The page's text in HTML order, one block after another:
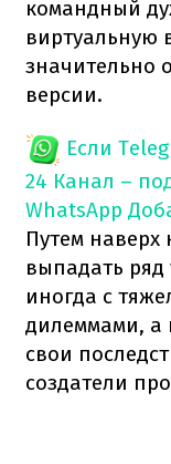
командный
виртуальную
значительно
версии.
Если
24 Канал –
WhatsApp
Путем наверх
выпадать
иногда с
дилеммами, а
свои
создатели